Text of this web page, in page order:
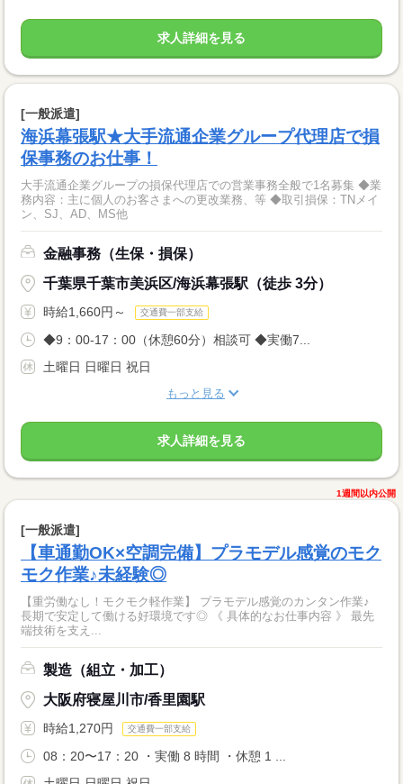
求人詳細を見る
[一般派遣]
海浜幕張駅★大手流通企業グループ代理店で損
保事務のお仕事！
大手流通企業グループの損保代理店での営業事務全般で1名募集 ◆業
務内容：主に個人のお客さまへの更改業務、等 ◆取引損保：TNメイ
ン、SJ、AD、MS他
金融事務（生保・損保）
千葉県千葉市美浜区/海浜幕張駅（徒歩 3分）
時給1,660円～ 交通費一部支給
◆9：00-17：00（休憩60分）相談可 ◆実働7...
土曜日 日曜日 祝日
もっと見る
求人詳細を見る
1週間以内公開
[一般派遣]
【車通勤OK×空調完備】プラモデル感覚のモク
モク作業♪未経験◎
【重労働なし！モクモク軽作業】 プラモデル感覚のカンタン作業♪
長期で安定して働ける好環境です◎ 《 具体的なお仕事内容 》 最先
端技術を支え...
製造（組立・加工）
大阪府寝屋川市/香里園駅
時給1,270円 交通費一部支給
08：20〜17：20 ・実働 8 時間 ・休憩 1 ...